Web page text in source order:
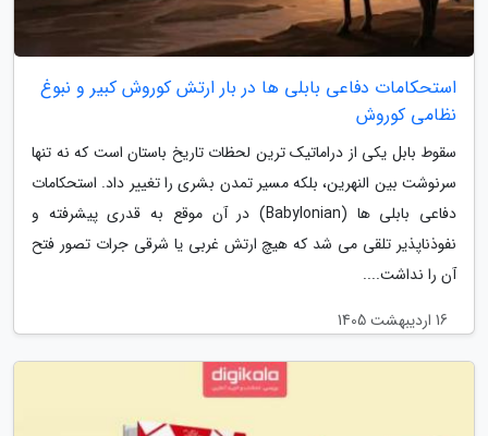
استحکامات دفاعی بابلی ها در بار ارتش کوروش کبیر و نبوغ
نظامی کوروش
سقوط بابل یکی از دراماتیک ترین لحظات تاریخ باستان است که نه تنها
سرنوشت بین النهرین، بلکه مسیر تمدن بشری را تغییر داد. استحکامات
دفاعی بابلی ها (Babylonian) در آن موقع به قدری پیشرفته و
نفوذناپذیر تلقی می شد که هیچ ارتش غربی یا شرقی جرات تصور فتح
آن را نداشت....
16 اردیبهشت 1405